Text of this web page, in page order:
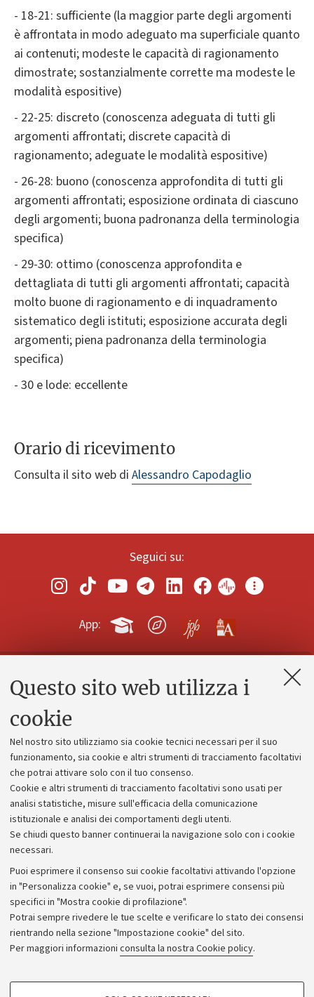
Questo sito web utilizza i
cookie
Nel nostro sito utilizziamo sia cookie tecnici necessari per il suo
funzionamento, sia cookie e altri strumenti di tracciamento facoltativi
che potrai attivare solo con il tuo consenso.
Cookie e altri strumenti di tracciamento facoltativi sono usati per
analisi statistiche, misure sull'efficacia della comunicazione
istituzionale e analisi dei comportamenti degli utenti.
Se chiudi questo banner continuerai la navigazione solo con i cookie
necessari.
Puoi esprimere il consenso sui cookie facoltativi attivando l'opzione
in "Personalizza cookie" e, se vuoi, potrai esprimere consensi più
specifici in "Mostra cookie di profilazione".
Potrai sempre rivedere le tue scelte e verificare lo stato dei consensi
rientrando nella sezione "Impostazione cookie" del sito.
Per maggiori informazioni consulta la nostra Cookie policy.
COOKIE DI PROFILAZIONE - FACOLTATIVI
- 18-21: sufficiente (la maggior parte degli argomenti
è affrontata in modo adeguato ma superficiale quanto
ai contenuti; modeste le capacità di ragionamento
dimostrate; sostanzialmente corrette ma modeste le
modalità espositive)
- 22-25: discreto (conoscenza adeguata di tutti gli
argomenti affrontati; discrete capacità di
ragionamento; adeguate le modalità espositive)
- 26-28: buono (conoscenza approfondita di tutti gli
argomenti affrontati; esposizione ordinata di ciascuno
degli argomenti; buona padronanza della terminologia
specifica)
- 29-30: ottimo (conoscenza approfondita e
dettagliata di tutti gli argomenti affrontati; capacità
molto buone di ragionamento e di inquadramento
sistematico degli istituti; esposizione accurata degli
argomenti; piena padronanza della terminologia
specifica)
- 30 e lode: eccellente
Orario di ricevimento
Consulta il sito web di Alessandro Capodaglio
Seguici su:
App:
Contatti e PEC
Alumni community
Piano strategico
Bilanci
Donazioni e 5x1000
Bandi, gare e concorsi
Albo online
Amministrazione trasparente
Atti di notifica
Informazioni sul sito e accessibilità
Dichiarazione di accessibilità